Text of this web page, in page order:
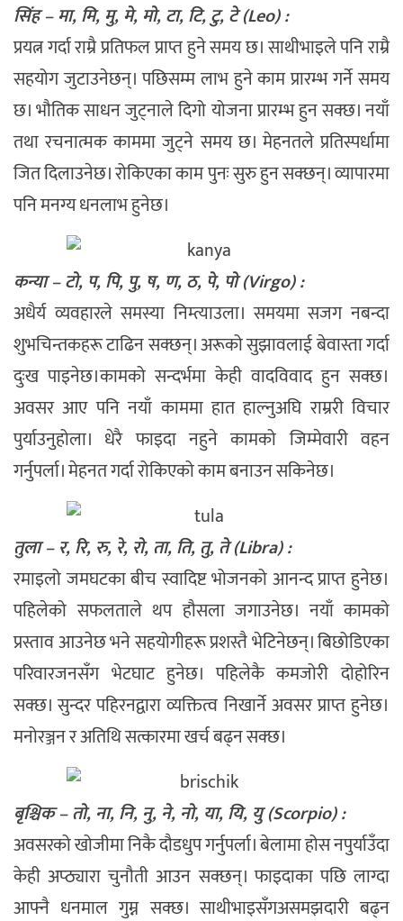
सिंह – मा, मि, मु, मे, मो, टा, टि, टु, टे (Leo) :
प्रयत्न गर्दा राम्रै प्रतिफल प्राप्त हुने समय छ। साथीभाइले पनि राम्रै
सहयोग जुटाउनेछन्। पछिसम्म लाभ हुने काम प्रारम्भ गर्ने समय
छ। भौतिक साधन जुट्नाले दिगो योजना प्रारम्भ हुन सक्छ। नयाँ
तथा रचनात्मक काममा जुट्ने समय छ। मेहनतले प्रतिस्पर्धामा
जित दिलाउनेछ। रोकिएका काम पुनः सुरु हुन सक्छन्। व्यापारमा
पनि मनग्य धनलाभ हुनेछ।
कन्या – टो, प, पि, पु, ष, ण, ठ, पे, पो (Virgo) :
अधैर्य व्यवहारले समस्या निम्त्याउला। समयमा सजग नबन्दा
शुभचिन्तकहरू टाढिन सक्छन्। अरूको सुझावलाई बेवास्ता गर्दा
दुःख पाइनेछ।कामको सन्दर्भमा केही वादविवाद हुन सक्छ।
अवसर आए पनि नयाँ काममा हात हाल्नुअघि राम्ररी विचार
पुर्याउनुहोला। धेरै फाइदा नहुने कामको जिम्मेवारी वहन
गर्नुपर्ला। मेहनत गर्दा रोकिएको काम बनाउन सकिनेछ।
तुला – र, रि, रु, रे, रो, ता, ति, तु, ते (Libra) :
रमाइलो जमघटका बीच स्वादिष्ट भोजनको आनन्द प्राप्त हुनेछ।
पहिलेको सफलताले थप हौसला जगाउनेछ। नयाँ कामको
प्रस्ताव आउनेछ भने सहयोगीहरू प्रशस्तै भेटिनेछन्। बिछोडिएका
परिवारजनसँग भेटघाट हुनेछ। पहिलेकै कमजोरी दोहोरिन
सक्छ। सुन्दर पहिरनद्वारा व्यक्तित्व निखार्ने अवसर प्राप्त हुनेछ।
मनोरञ्जन र अतिथि सत्कारमा खर्च बढ्न सक्छ।
बृश्चिक – तो, ना, नि, नु, ने, नो, या, यि, यु (Scorpio) :
अवसरको खोजीमा निकै दौडधुप गर्नुपर्ला। बेलामा होस नपुर्याउँदा
केही अप्ठ्यारा चुनौती आउन सक्छन्। फाइदाका पछि लाग्दा
आफ्नै धनमाल गुम्न सक्छ। साथीभाइसँगअसमझदारी बढ्न